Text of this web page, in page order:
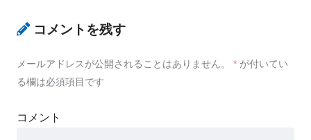
コメントを残す
メールアドレスが公開されることはありません。 * が付いてい
る欄は必須項目です
コメント